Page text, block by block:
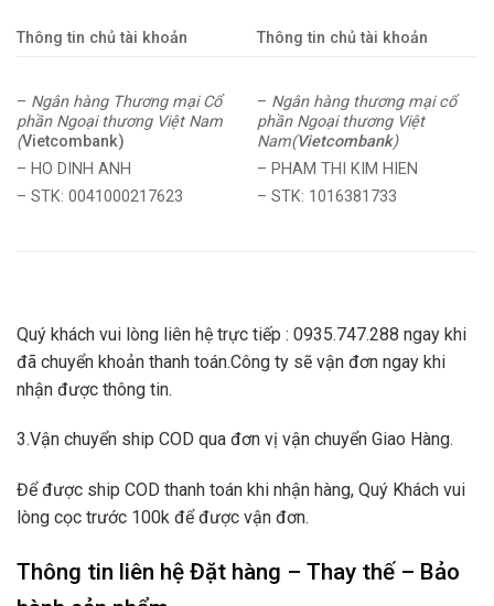
Thông tin chủ tài khoản Thông tin chủ tài khoản
– Ngân hàng Thương mại Cổ
phần Ngoại thương Việt Nam
(Vietcombank)
– HO DINH ANH
– STK: 0041000217623
– Ngân hàng thương mại cổ
phần Ngoại thương Việt
Nam(Vietcombank)
– PHAM THI KIM HIEN
– STK: 1016381733
Quý khách vui lòng liên hệ trực tiếp : 0935.747.288 ngay khi
đã chuyển khoản thanh toán.Công ty sẽ vận đơn ngay khi
nhận được thông tin.
3.Vận chuyển ship COD qua đơn vị vận chuyển Giao Hàng.
Để được ship COD thanh toán khi nhận hàng, Quý Khách vui
lòng cọc trước 100k để được vận đơn.
Thông tin liên hệ Đặt hàng – Thay thế – Bảo